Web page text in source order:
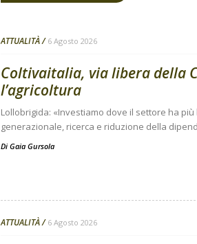
ATTUALITÀ 6 Agosto 2026
Coltivaitalia, via libera della
l’agricoltura
Lollobrigida: «Investiamo dove il settore ha
generazionale, ricerca e riduzione della
Di Gaia Gursola
ATTUALITÀ 6 Agosto 2026